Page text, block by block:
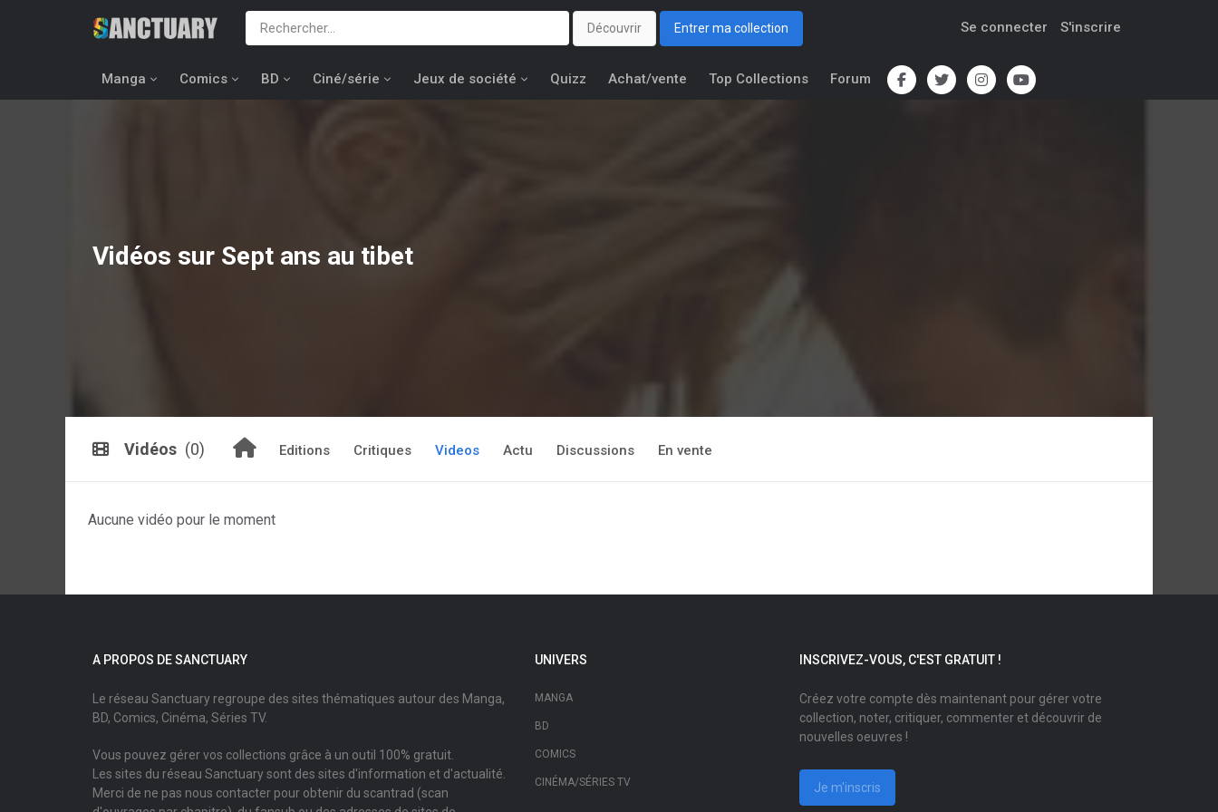
Découvrir Entrer ma collection Se connecter S'inscrire
Manga Comics BD Ciné/série Jeux de société Quizz Achat/vente Top Collections Forum
Vidéos sur Sept ans au tibet
Vidéos (0) Editions Critiques Videos Actu Discussions En vente
Aucune vidéo pour le moment
A PROPOS DE SANCTUARY
Le réseau Sanctuary regroupe des sites thématiques autour des Manga,
BD, Comics, Cinéma, Séries TV.
Vous pouvez gérer vos collections grâce à un outil 100% gratuit.
Les sites du réseau Sanctuary sont des sites d'information et d'actualité.
Merci de ne pas nous contacter pour obtenir du scantrad (scan
UNIVERS
MANGA
BD
COMICS
CINÉMA/SÉRIES TV
INSCRIVEZ-VOUS, C'EST GRATUIT !
Créez votre compte dès maintenant pour gérer votre
collection, noter, critiquer, commenter et découvrir de
nouvelles oeuvres !
Je m'inscris